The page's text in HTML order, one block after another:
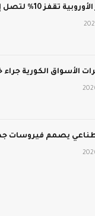
لتصل إلى 688 دولار لكل ألف متر مكعب
الأسواق الكورية جراء
يصمم فيروسات